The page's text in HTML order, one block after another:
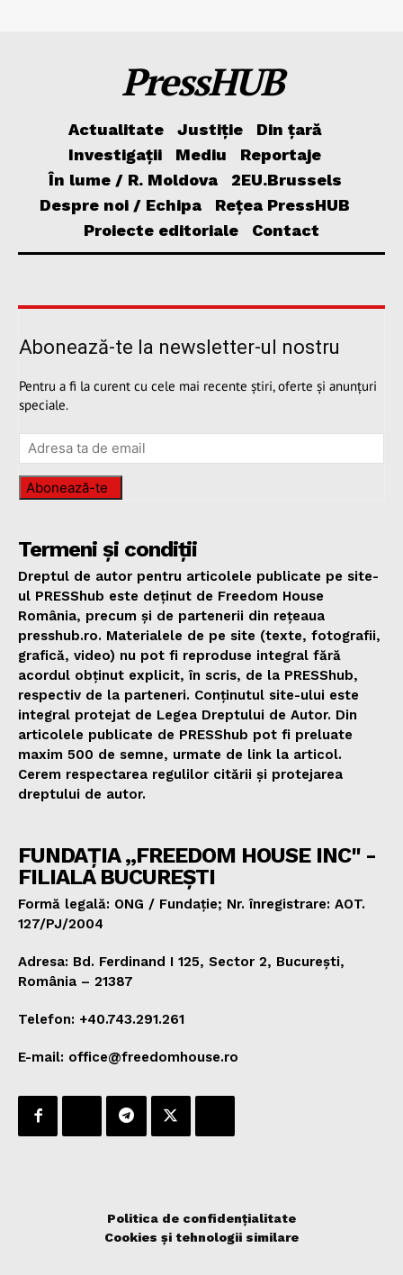
PressHUB
Actualitate Justiție
Din țară
Investigații
Mediu
Reportaje
În lume / R. Moldova
2EU.Brussels
Despre noi / Echipa
Rețea PressHUB
Proiecte editoriale
Contact
Abonează-te la newsletter-ul nostru
Pentru a fi la curent cu cele mai recente știri, oferte și anunțuri
speciale.
Abonează-te
Termeni și condiții
Dreptul de autor pentru articolele publicate pe site-
ul PRESShub este deținut de Freedom House
România, precum și de partenerii din rețeaua
presshub.ro. Materialele de pe site (texte, fotografii,
grafică, video) nu pot fi reproduse integral fără
acordul obținut explicit, în scris, de la PRESShub,
respectiv de la parteneri. Conținutul site-ului este
integral protejat de Legea Dreptului de Autor. Din
articolele publicate de PRESShub pot fi preluate
maxim 500 de semne, urmate de link la articol.
Cerem respectarea regulilor citării și protejarea
dreptului de autor.
FUNDAȚIA „FREEDOM HOUSE INC" -
FILIALA BUCUREȘTI
Formă legală: ONG / Fundație; Nr. înregistrare: AOT.
127/PJ/2004
Adresa: Bd. Ferdinand I 125, Sector 2, București,
România – 21387
Telefon: +40.743.291.261
E-mail: office@freedomhouse.ro
Politica de confidențialitate
Cookies și tehnologii similare